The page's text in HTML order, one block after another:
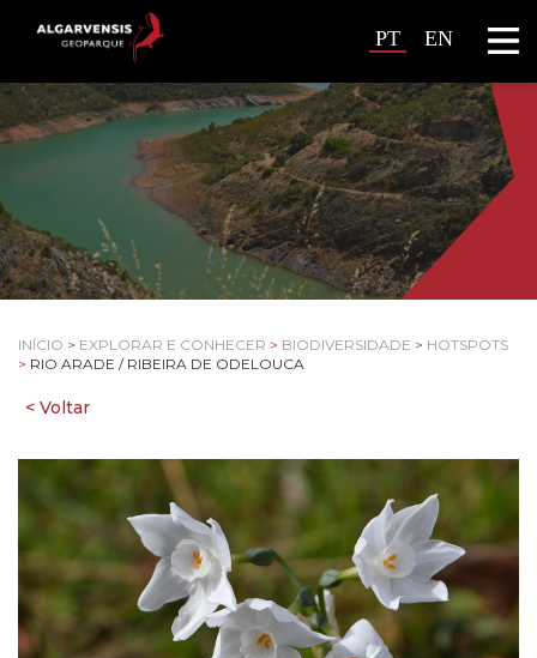
PT EN
INÍCIO > EXPLORAR E CONHECER > BIODIVERSIDADE > HOTSPOTS
> RIO ARADE / RIBEIRA DE ODELOUCA